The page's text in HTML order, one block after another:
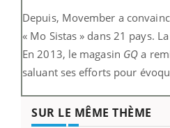
Depuis, Movember a
« Mo Sistas » dans 21 pays.
En 2013, le magasin GQa
saluant ses efforts pour
SUR LE MÊME THÈME